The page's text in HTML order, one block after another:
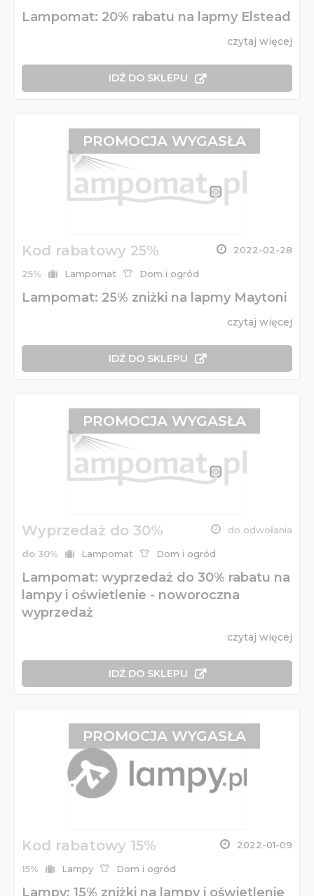
Lampomat: 20% rabatu na lapmy Elstead
czytaj więcej
IDŹ DO SKLEPU
Kod rabatowy 25% 2022-02-28
25% Lampomat Dom i ogród
Lampomat: 25% zniżki na lapmy Maytoni
czytaj więcej
IDŹ DO SKLEPU
PROMOCJA WYGASŁA
Wyprzedaż do 30% do odwołania
do 30% Lampomat Dom i ogród
Lampomat: wyprzedaż do 30% rabatu na
lampy i oświetlenie - noworoczna
wyprzedaż
czytaj więcej
IDŹ DO SKLEPU
PROMOCJA WYGASŁA
Kod rabatowy 15% 2022-01-09
15% Lampy Dom i ogród
Lampy: 15% zniżki na lampy i oświetlenie
PROMOCJA WYGASŁA